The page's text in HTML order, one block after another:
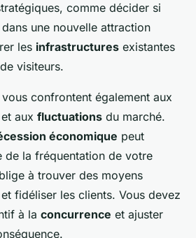
comme décider si
une nouvelle attraction
les infrastructures existantes
visiteurs.
confrontent également aux
aux fluctuations du marché.
économique peut
de la fréquentation de votre
à trouver des moyens
fidéliser les clients. Vous devez
à la concurrence et ajuster